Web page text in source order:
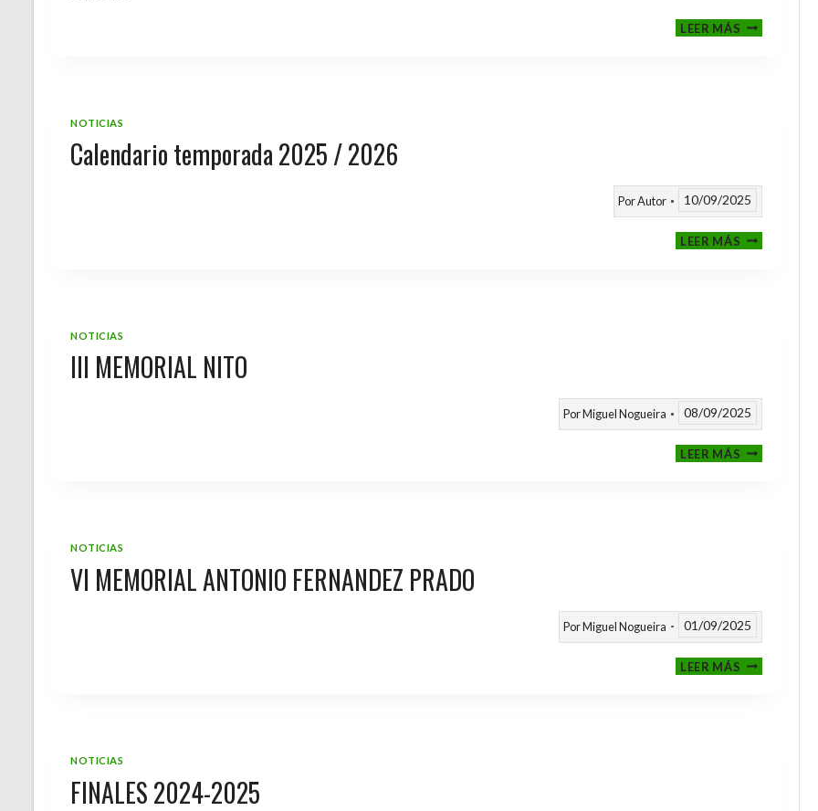
LEER MÁSFASE
NOTICIAS
Calendario temporada 2025 / 2026
PorAutor 10/09/2025
LEER MÁSCALENDARIO
TEMPORADA
NOTICIAS
III MEMORIAL NITO
PorMiguel Nogueira 08/09/2025
LEER MÁSIII
MEMORIAL
NOTICIAS
VI MEMORIAL ANTONIO FERNANDEZ PRADO
PorMiguel Nogueira 01/09/2025
LEER MÁSVI
MEMORIAL
NOTICIAS
FINALES 2024-2025